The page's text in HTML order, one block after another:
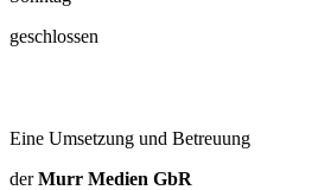
geschlossen
Eine Umsetzung und Betreuung
derMurr Medien GbR